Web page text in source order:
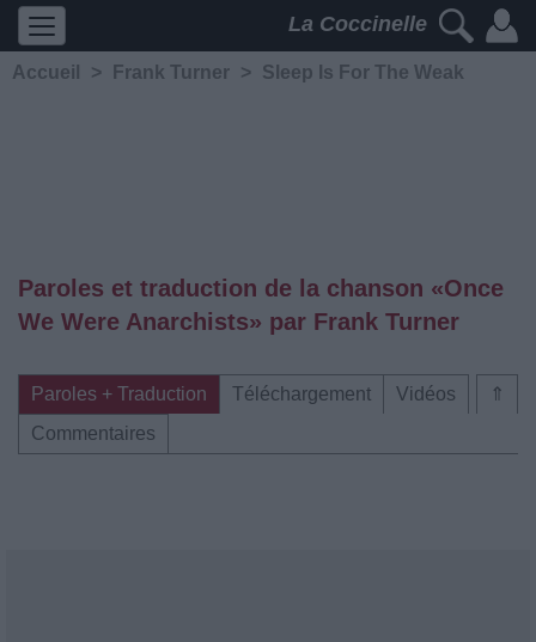
La Coccinelle
Accueil > Frank Turner > Sleep Is For The Weak
Paroles et traduction de la chanson «Once
We Were Anarchists» par Frank Turner
⇑
Paroles + Traduction Téléchargement
Vidéos
Commentaires